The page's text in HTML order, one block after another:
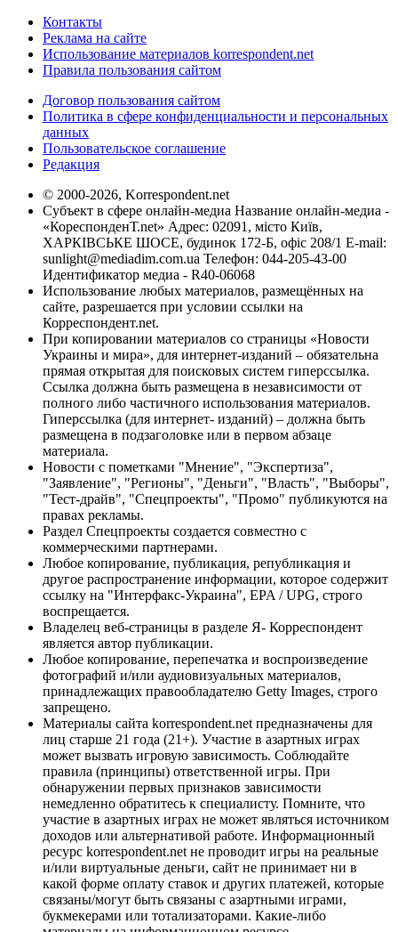
Контакты
Реклама на сайте
Использование материалов korrespondent.net
Правила пользования сайтом
Договор пользования сайтом
Политика в сфере конфиденциальности и персональных
данных
Пользовательское соглашение
Редакция
© 2000-2026, Korrespondent.net
Субъект в сфере онлайн-медиа Название онлайн-медиа -
«КореспонденТ.net» Адрес: 02091, місто Київ,
ХАРКІВСЬКЕ ШОСЕ, будинок 172-Б, офіс 208/1 E-mail:
sunlight@mediadim.com.ua Телефон: 044-205-43-00
Идентификатор медиа - R40-06068
Использование любых материалов, размещённых на
сайте, разрешается при условии ссылки на
Корреспондент.net.
При копировании материалов со страницы «Новости
Украины и мира», для интернет-изданий – обязательна
прямая открытая для поисковых систем гиперссылка.
Ссылка должна быть размещена в независимости от
полного либо частичного использования материалов.
Гиперссылка (для интернет- изданий) – должна быть
размещена в подзаголовке или в первом абзаце
материала.
Новости с пометками "Мнение", "Экспертиза",
"Заявление", "Регионы", "Деньги", "Власть", "Выборы",
"Тест-драйв", "Спецпроекты", "Промо" публикуются на
правах рекламы.
Раздел Спецпроекты создается совместно с
коммерческими партнерами.
Любое копирование, публикация, републикация и
другое распространение информации, которое содержит
ссылку на "Интерфакс-Украина", EPA / UPG, строго
воспрещается.
Владелец веб-страницы в разделе Я- Корреспондент
является автор публикации.
Любое копирование, перепечатка и воспроизведение
фотографий и/или аудиовизуальных материалов,
принадлежащих правообладателю Getty Images, строго
запрещено.
Материалы сайта korrespondent.net предназначены для
лиц старше 21 года (21+). Участие в азартных играх
может вызвать игровую зависимость. Соблюдайте
правила (принципы) ответственной игры. При
обнаружении первых признаков зависимости
немедленно обратитесь к специалисту. Помните, что
участие в азартных играх не может являться источником
доходов или альтернативой работе. Информационный
ресурс korrespondent.net не проводит игры на реальные
и/или виртуальные деньги, сайт не принимает ни в
какой форме оплату ставок и других платежей, которые
связаны/могут быть связаны с азартными играми,
букмекерами или тотализаторами. Какие-либо